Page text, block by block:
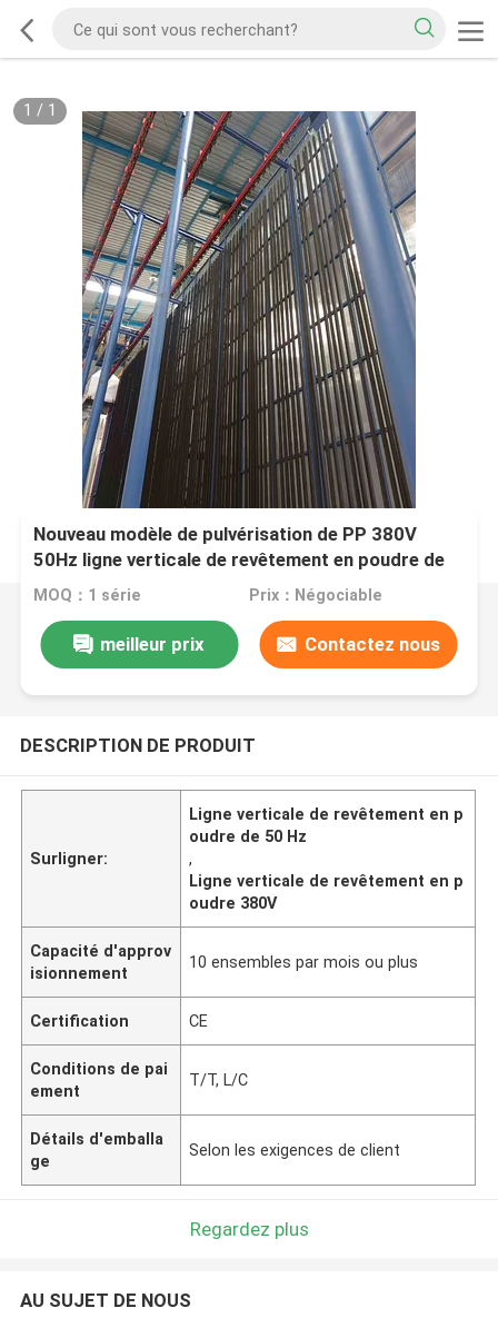
1 / 1
Nouveau modèle de pulvérisation de PP 380V
50Hz ligne verticale de revêtement en poudre de
profil d'alliage d'aluminium avec 400m2/T
MOQ：1 série Prix：Négociable
meilleur prix Contactez nous
DESCRIPTION DE PRODUIT
Surligner:
Ligne verticale de revêtement en p
oudre de 50 Hz
,
Ligne verticale de revêtement en p
oudre 380V
Capacité d'approv
isionnement
10 ensembles par mois ou plus
Certification CE
Conditions de pai
ement
T/T, L/C
Détails d'emballa
ge
Selon les exigences de client
Regardez plus
AU SUJET DE NOUS